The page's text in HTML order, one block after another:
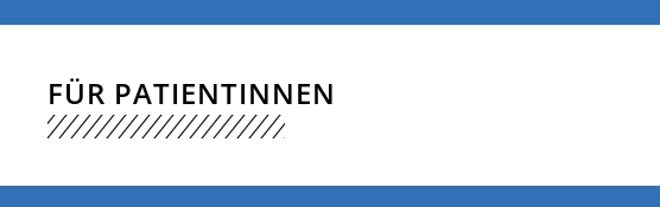
FÜR PATIENTINNEN